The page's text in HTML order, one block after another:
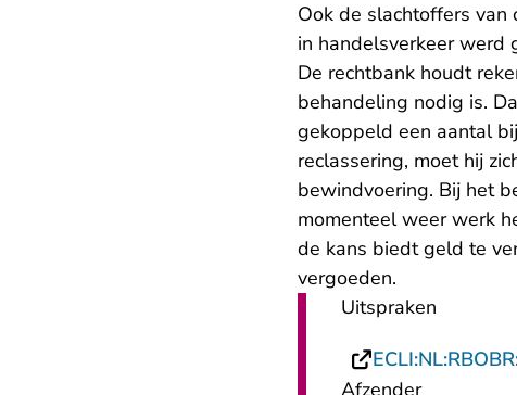
Ook de slachtoffers
in handelsverkeer werd
De rechtbank houdt
behandeling nodig is.
gekoppeld een aantal
reclassering, moet hij
bewindvoering. Bij het
momenteel weer werk
de kans biedt geld te
vergoeden.
Uitspraken